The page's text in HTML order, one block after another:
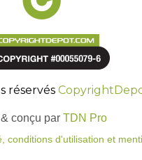
réservés
conçu par TDN Pro
conditions d'utilisation et